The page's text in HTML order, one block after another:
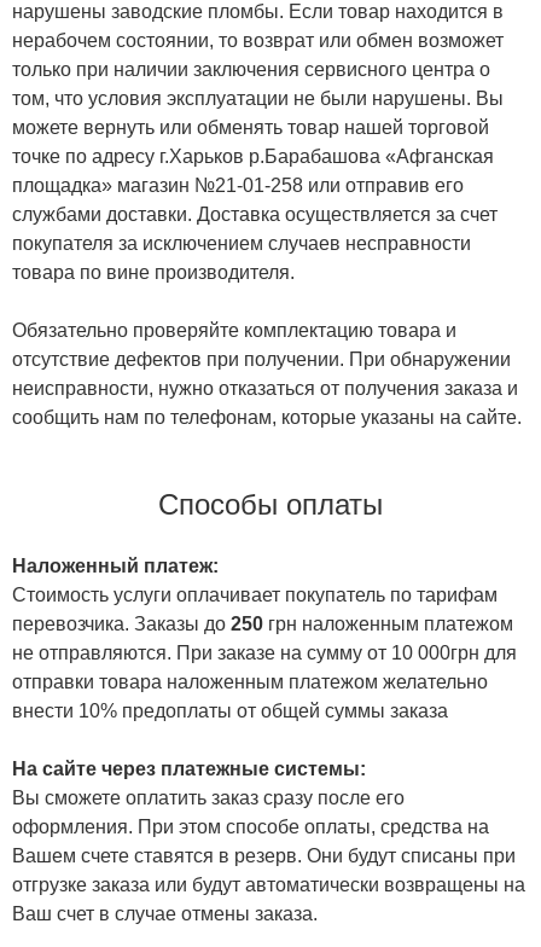
нарушены заводские пломбы. Если товар находится в
нерабочем состоянии, то возврат или обмен возможет
только при наличии заключения сервисного центра о
том, что условия эксплуатации не были нарушены. Вы
можете вернуть или обменять товар нашей торговой
точке по адресу г.Харьков р.Барабашова «Афганская
площадка» магазин №21-01-258 или отправив его
службами доставки. Доставка осуществляется за счет
покупателя за исключением случаев несправности
товара по вине производителя.
Обязательно проверяйте комплектацию товара и
отсутствие дефектов при получении. При обнаружении
неисправности, нужно отказаться от получения заказа и
сообщить нам по телефонам, которые указаны на сайте.
Способы оплаты
Наложенный платеж:
Стоимость услуги оплачивает покупатель по тарифам
перевозчика. Заказы до 250 грн наложенным платежом
не отправляются. При заказе на сумму от 10 000грн для
отправки товара наложенным платежом желательно
внести 10% предоплаты от общей суммы заказа
На сайте через платежные системы:
Вы сможете оплатить заказ сразу после его
оформления. При этом способе оплаты, средства на
Вашем счете ставятся в резерв. Они будут списаны при
отгрузке заказа или будут автоматически возвращены на
Ваш счет в случае отмены заказа.